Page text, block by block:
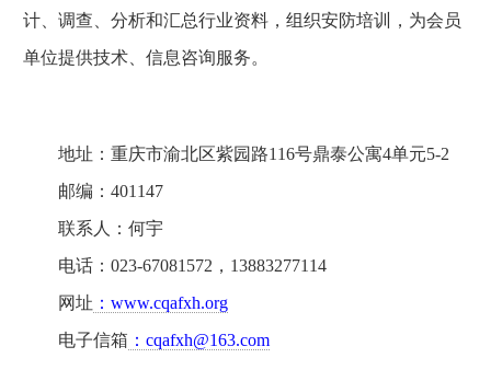
计、调查、分析和汇总行业资料，组织安防培训，为会员
单位提供技术、信息咨询服务。
地址：重庆市渝北区紫园路116号鼎泰公寓4单元5-2
邮编：401147
联系人：何宇
电话：023-67081572，13883277114
网址 ：www.cqafxh.org
电子信箱 ：cqafxh@163.com